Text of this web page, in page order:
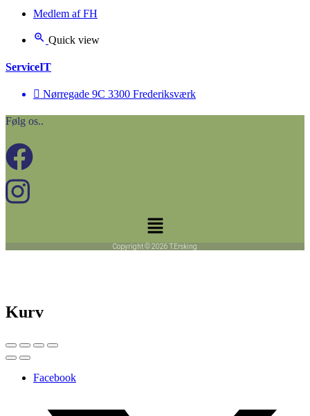
Medlem af FH
Quick view
ServiceIT
Nørregade 9C 3300 Frederiksværk
Følg os..
Menu
Copyright © 2026 T.Ersking
Kurv
Facebook